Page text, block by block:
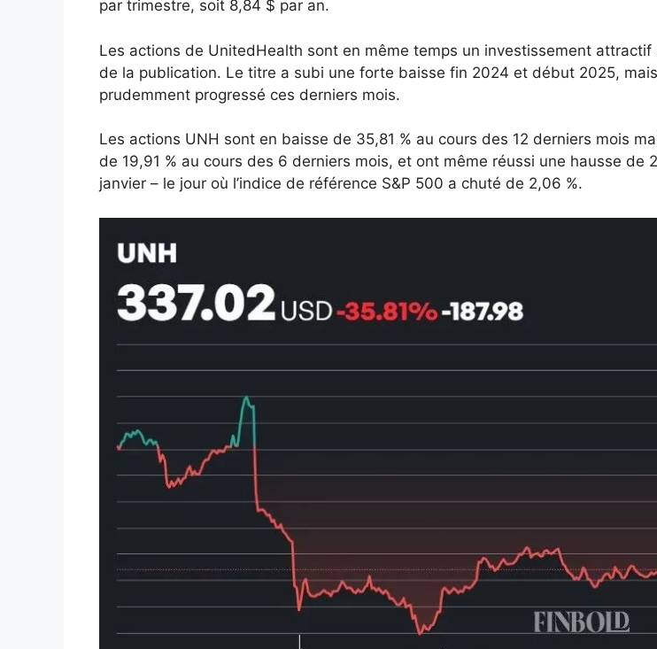
par trimestre, soit 8,84 $ par an.
Les actions de UnitedHealth sont en même temps un investissement attractif
de la publication. Le titre a subi une forte baisse fin 2024 et début 2025,
prudemment progressé ces derniers mois.
Les actions UNH sont en baisse de 35,81 % au cours des 12 derniers mois
de 19,91 % au cours des 6 derniers mois, et ont même réussi une hausse de
janvier – le jour où l’indice de référence S&P 500 a chuté de 2,06 %.